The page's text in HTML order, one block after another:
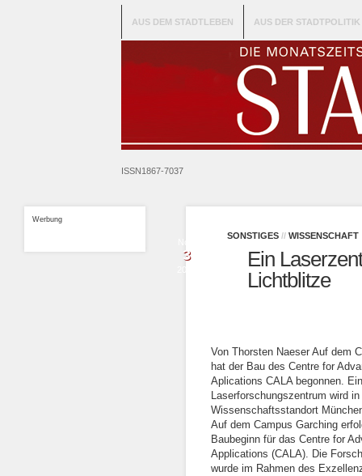
ISSN1867-7037
AUS DEM STADTLEBEN AUS DER STADTPOLITIK
3
SONSTIGES // WISSENSCHAFT
Ein
Lichtblitze
Von Thorsten Naeser Auf dem
hat der Bau des Centre for
Aplications CALA begonnen.
Laserforschungszentrum wird
Wissenschaftsstandort
Auf dem Campus Garching
Baubeginn für das Centre for
Applications (CALA). Die
wurde im Rahmen des
Werbung